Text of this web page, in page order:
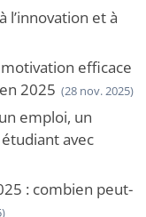
l’innovation et à
efficace
2025 (28 nov. 2025)
emploi, un
avec
: combien peut-